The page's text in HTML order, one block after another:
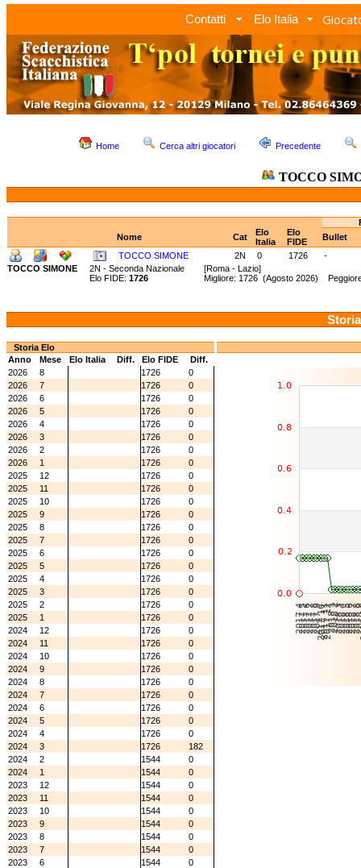
Contatti Elo Italia
Home Cerca altri giocatori Precedente
TOCCO
Nome
Cat
Elo
Italia
Elo
FIDE
Bullet
TOCCO SIMONE
2N 0 1726
-
TOCCO SIMONE
2N - Seconda Nazionale [Roma - Lazio]
Elo FIDE: 1726 Migliore: 1726 (Agosto 2026)
Storia Elo
Anno
Mese Elo Italia Diff. Elo FIDE
Diff.
2026
8 1726
0
2026
7 1726
0
2026
6 1726
0
2026
5 1726
0
2026
4 1726
0
2026
3 1726
0
2026
2 1726
0
2026
1 1726
0
2025
12 1726
0
2025
11 1726
0
2025
10 1726
0
2025
9 1726
0
2025
8 1726
0
2025
7 1726
0
2025
6 1726
0
2025
5 1726
0
2025
4 1726
0
2025
3 1726
0
2025
2 1726
0
2025
1 1726
0
2024
12 1726
0
2024
11 1726
0
2024
10 1726
0
2024
9 1726
0
2024
8 1726
0
2024
7 1726
0
2024
6 1726
0
2024
5 1726
0
2024
4 1726
0
2024
3 1726
182
2024
2 1544
0
2024
1 1544
0
2023
12 1544
0
2023
11 1544
0
2023
10 1544
0
2023
9 1544
0
2023
8 1544
0
2023
7 1544
0
2023
6 1544
0